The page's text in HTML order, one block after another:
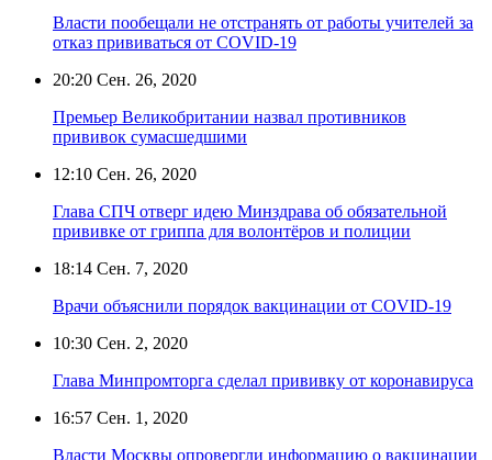
Власти пообещали не отстранять от работы учителей за
отказ прививаться от COVID-19
20:20 Сен. 26, 2020
Премьер Великобритании назвал противников
прививок сумасшедшими
12:10 Сен. 26, 2020
Глава СПЧ отверг идею Минздрава об обязательной
прививке от гриппа для волонтёров и полиции
18:14 Сен. 7, 2020
Врачи объяснили порядок вакцинации от COVID-19
10:30 Сен. 2, 2020
Глава Минпромторга сделал прививку от коронавируса
16:57 Сен. 1, 2020
Власти Москвы опровергли информацию о вакцинации